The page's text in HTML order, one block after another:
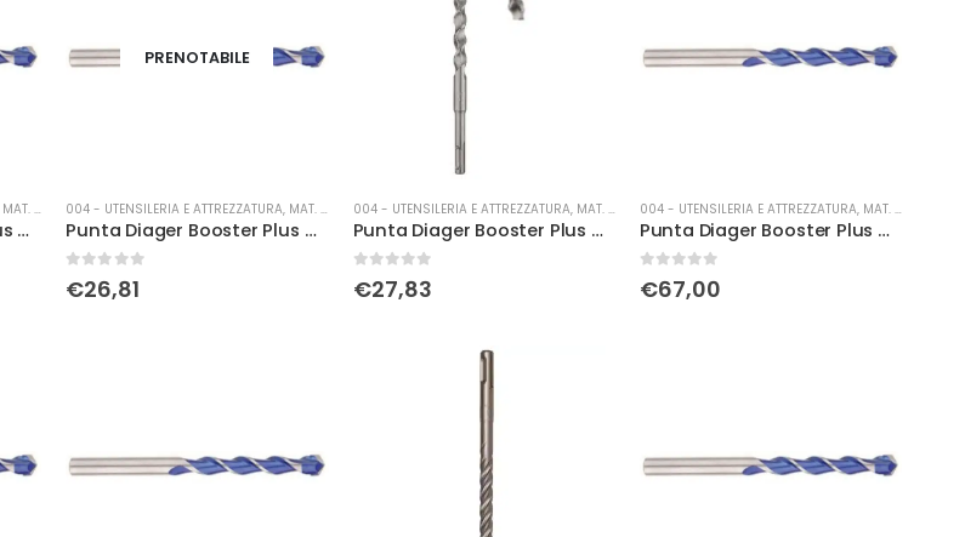
MAT. DI CONSUMO
Punta Diager Booster Plus Ø 16 x 210
PRENOTABILE
004 - UTENSILERIA E ATTREZZATURA, MAT. DI CONSUMO
Punta Diager Booster Plus Ø 16 x 310
Su 5
€26,81
004 - UTENSILERIA E ATTREZZATURA, MAT. DI CONSUMO
Punta Diager Booster Plus Ø 16 x 310
Su 5
€27,83
004 - UTENSILERIA E ATTREZZATURA, MAT. DI CONSUMO
Punta Diager Booster Plus Ø 20 x 310
Su 5
€67,00